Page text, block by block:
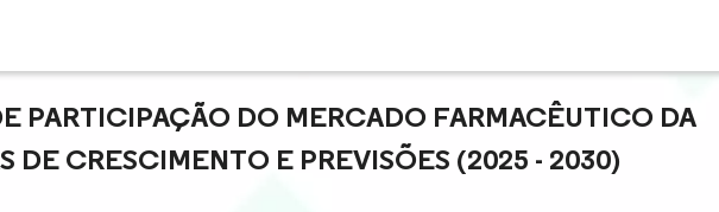
PARTICIPAÇÃO DO MERCADO FARMACÊUTICO DA
DE CRESCIMENTO E PREVISÕES (2025 - 2030)